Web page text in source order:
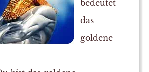
bedeutet
das
goldene